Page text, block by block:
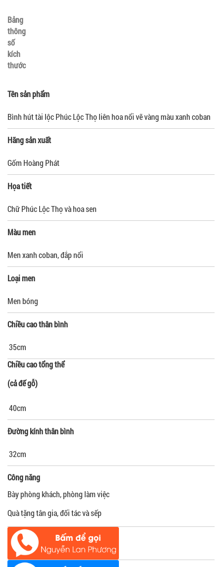
Bảng
thông
số
kích
thước
Tên sản phẩm
Bình hút tài lộc Phúc Lộc Thọ liên hoa nổi vẽ vàng màu xanh coban
Hãng sản xuất
Gốm Hoàng Phát
Họa tiết
Chữ Phúc Lộc Thọ và hoa sen
Màu men
Men xanh coban, đắp nổi
Loại men
Men bóng
Chiều cao thân bình
35cm
Chiều cao tổng thể
(cả đế gỗ)
40cm
Đường kính thân bình
32cm
Công năng
Bày phòng khách, phòng làm việc
Quà tặng tân gia, đối tác và sếp